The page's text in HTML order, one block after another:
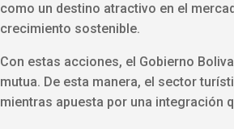
como un destino atractivo en el
crecimiento sostenible.
Con estas acciones, el Gobierno
mutua. De esta manera, el sector
mientras apuesta por una integración